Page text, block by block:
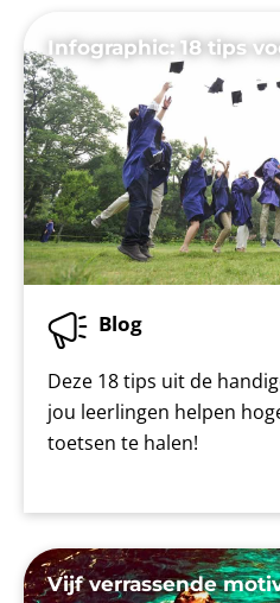
Infographic: 18 tips
Blog
Deze 18 tips uit de
jou leerlingen helpen
toetsen te halen!
Vijf verrassende